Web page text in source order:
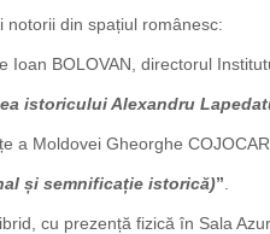
notorii din spațiul românesc:
BOLOVAN, directorul
istoricului Alexandru
a Moldovei Gheorghe
și semnificație istorică)”
cu prezență fizică în Sala